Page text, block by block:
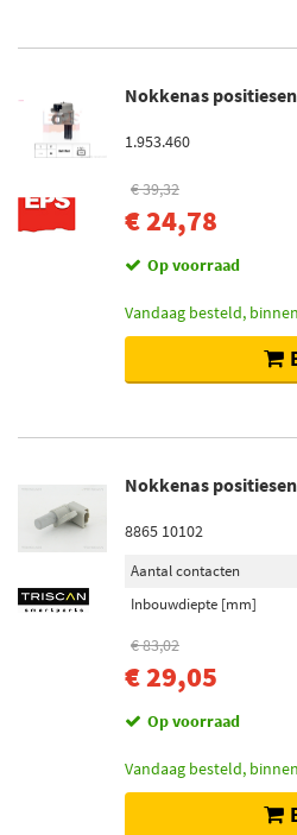
Voorraad
Niet op voorraad (12)
Op voorraad (6)
Nokkenas
1.953.460
€ 39,32
€ 24,78
Op voorraad
Vandaag besteld,
Nokkenas
8865 10102
Aantal contacten
Inbouwdiepte [mm]
€ 83,02
€ 29,05
Op voorraad
Vandaag besteld,